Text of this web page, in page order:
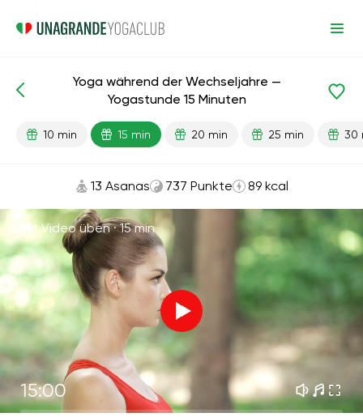
Fertige Lektionen Alter
Yoga während der Wechseljahre —
Yogastunde 15 Minuten
10 min 15 min 20 min 25 min 30
13 Asanas 737 Punkte 89 kcal
Mit Video üben ·15 min
15:00